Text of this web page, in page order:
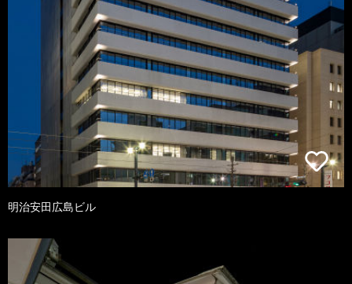
明治安田広島ビル